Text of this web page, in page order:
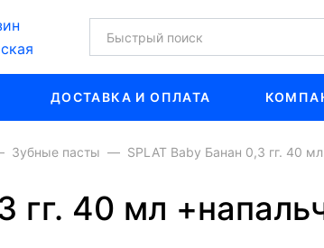
ДОСТАВКА И ОПЛАТА
Зубные пасты SPLAT Baby Банан 0,3 гг. 40
гг. 40 мл